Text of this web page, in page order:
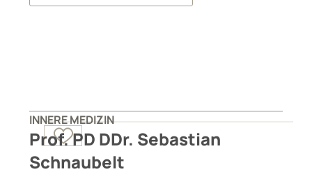
INNERE MEDIZIN
Prof. PD DDr. Sebastian
Schnaubelt